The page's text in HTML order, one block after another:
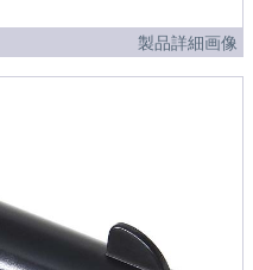
製品詳細画像